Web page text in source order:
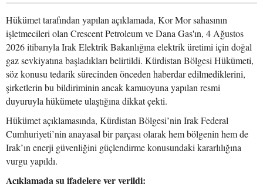
Hükümet tarafından yapılan açıklamada, Kor Mor sahasının
işletmecileri olan Crescent Petroleum ve Dana Gas'ın, 4 Ağustos
2026 itibarıyla Irak Elektrik Bakanlığına elektrik üretimi için doğal
gaz sevkiyatına başladıkları belirtildi. Kürdistan Bölgesi Hükümeti,
söz konusu tedarik sürecinden önceden haberdar edilmediklerini,
şirketlerin bu bildiriminin ancak kamuoyuna yapılan resmi
duyuruyla hükümete ulaştığına dikkat çekti.
Hükümet açıklamasında, Kürdistan Bölgesi’nin Irak Federal
Cumhuriyeti’nin anayasal bir parçası olarak hem bölgenin hem de
Irak’ın enerji güvenliğini güçlendirme konusundaki kararlılığına
vurgu yapıldı.
Açıklamada şu ifadelere yer verildi: